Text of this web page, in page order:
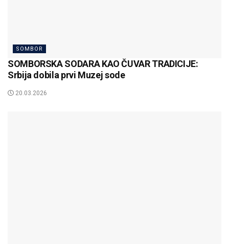
SOMBOR
SOMBORSKA SODARA KAO ČUVAR TRADICIJE:
Srbija dobila prvi Muzej sode
20.03.2026